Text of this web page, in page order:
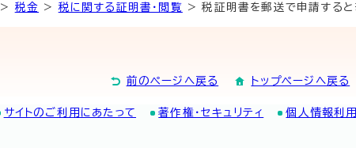
> 税金 > 税に関する証明書・閲覧 > 税証明書を郵送で申請すると
前のページへ戻る トップページへ戻る
サイトのご利用にあたって 著作権・セキュリティ 個人情報利